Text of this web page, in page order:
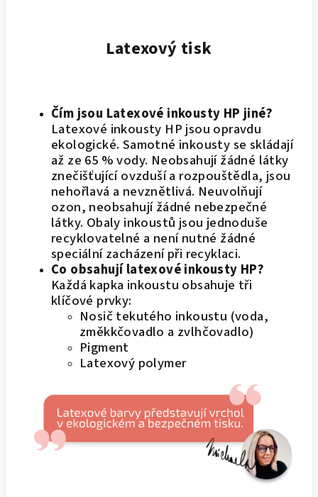
Latexový tisk
Čím jsou Latexové inkousty HP jiné?
Latexové inkousty HP jsou opravdu
ekologické. Samotné inkousty se skládají
až ze 65 % vody. Neobsahují žádné látky
znečišťující ovzduší a rozpouštědla, jsou
nehořlavá a nevznětlivá. Neuvolňují
ozon, neobsahují žádné nebezpečné
látky. Obaly inkoustů jsou jednoduše
recyklovatelné a není nutné žádné
speciální zacházení při recyklaci.
Co obsahují latexové inkousty HP?
Každá kapka inkoustu obsahuje tři
klíčové prvky:
Nosič tekutého inkoustu (voda,
změkkčovadlo a zvlhčovadlo)
Pigment
Latexový polymer